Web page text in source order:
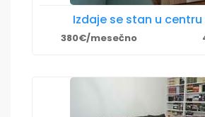
Izdaje se stan u
380€/mesečno